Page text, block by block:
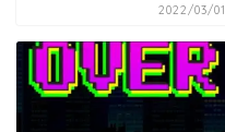
2022/03/01